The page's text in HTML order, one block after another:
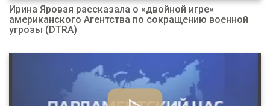
Ирина Яровая рассказала о «двойной игре»
американского Агентства по сокращению военной
угрозы (DTRA)